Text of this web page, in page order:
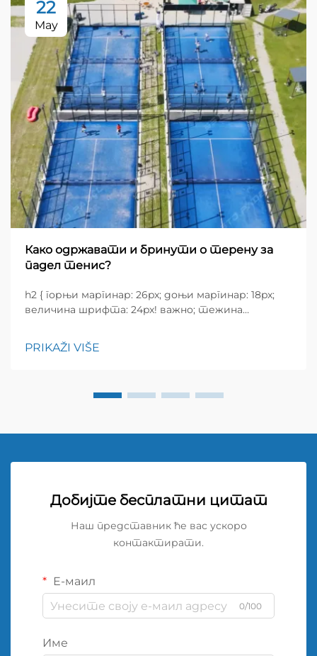
22
May
Како одржавати и бринути о терену за
падел тенис?
h2 { горњи маргинар: 26px; доњи маргинар: 18px;
величина шрифта: 24px! важно; тежина
горњи маргинар: 26px; доњи маргинар: 18px;
величина шрифта: 20px!
PRIKAŽI VIŠE
Добијте бесплатни цитат
Наш представник ће вас ускоро
контактирати.
Е-маил
0/100
Име